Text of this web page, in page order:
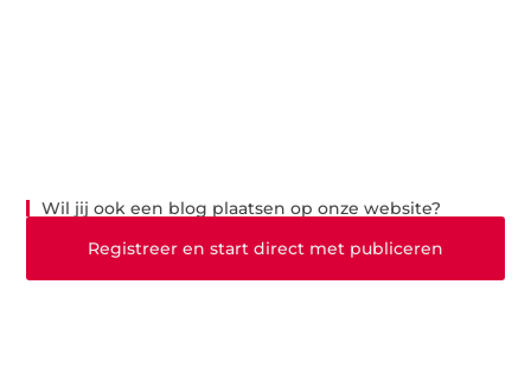
Wil jij ook een blog plaatsen op onze website?
Registreer en start direct met publiceren